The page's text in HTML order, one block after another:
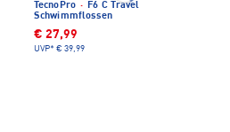
TecnoPro · F6 C Travel
Schwimmflossen
€ 27,99
UVP* € 39,99